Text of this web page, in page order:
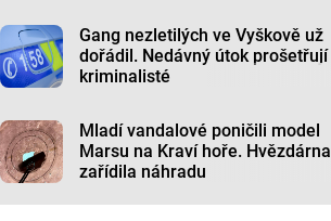
Gang nezletilých ve Vyškově už
dořádil. Nedávný útok prošetřují
kriminalisté
Mladí vandalové poničili model
Marsu na Kraví hoře. Hvězdárna
zařídila náhradu